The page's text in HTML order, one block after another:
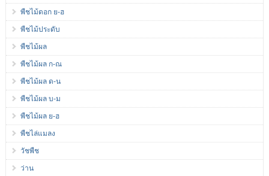
พืชไม้ดอก ย-ฮ
พืชไม้ประดับ
พืชไม้ผล
พืชไม้ผล ก-ณ
พืชไม้ผล ด-น
พืชไม้ผล บ-ม
พืชไม้ผล ย-ฮ
พืชไล่แมลง
วัชพืช
ว่าน